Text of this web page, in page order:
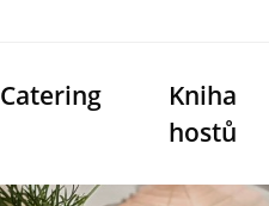
Catering
Kniha
hostů